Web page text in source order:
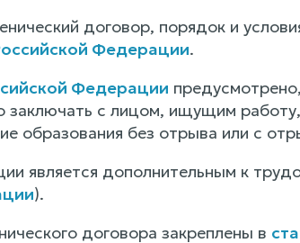
договор, порядок и
Федерации.
Федерации
заключать с лицом, ищущим
образования без отрыва или с
является дополнительным к
).
договора закреплены в